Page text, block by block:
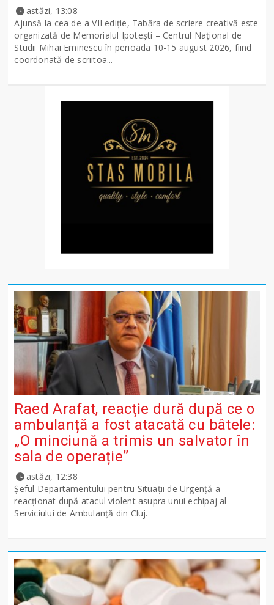
astăzi, 13:08
Ajunsă la cea de-a VII ediție, Tabăra de scriere creativă este
organizată de Memorialul Ipotești – Centrul Național de
Studii Mihai Eminescu în perioada 10-15 august 2026, fiind
coordonată de scriitoa...
Raed Arafat, reacție dură după ce o
ambulanță a fost atacată cu bâtele:
„O minciună a trimis un salvator în
sala de operație”
astăzi, 12:38
Șeful Departamentului pentru Situații de Urgență a
reacționat după atacul violent asupra unui echipaj al
Serviciului de Ambulanță din Cluj.